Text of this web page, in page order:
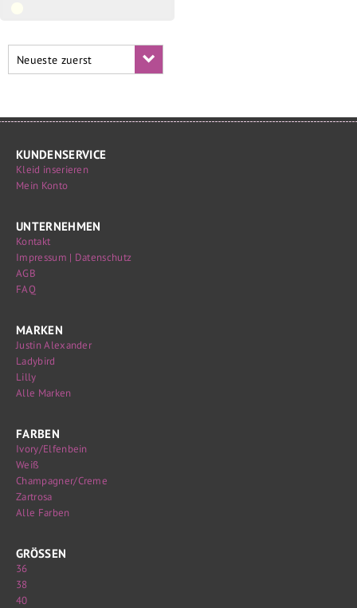
Neueste zuerst
KUNDENSERVICE
Kleid inserieren
Mein Konto
UNTERNEHMEN
Kontakt
Impressum | Datenschutz
AGB
FAQ
MARKEN
Justin Alexander
Ladybird
Lilly
Alle Marken
FARBEN
Ivory/Elfenbein
Weiß
Champagner/Creme
Zartrosa
Alle Farben
GRÖSSEN
36
38
40